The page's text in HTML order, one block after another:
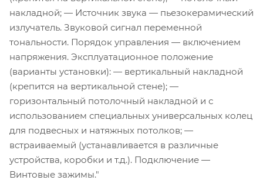
накладной; — Источник звука — пьезокерамический
излучатель. Звуковой сигнал переменной
тональности. Порядок управления — включением
напряжения. Эксплуатационное положение
(варианты установки): — вертикальный накладной
(крепится на вертикальной стене); —
горизонтальный потолочный накладной и с
использованием специальных универсальных колец
для подвесных и натяжных потолков; —
встраиваемый (устанавливается в различные
устройства, коробки и т.д.). Подключение —
Винтовые зажимы."